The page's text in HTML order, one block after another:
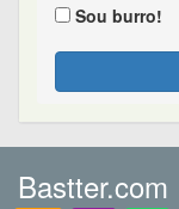
Sou burro!
Bastter.com